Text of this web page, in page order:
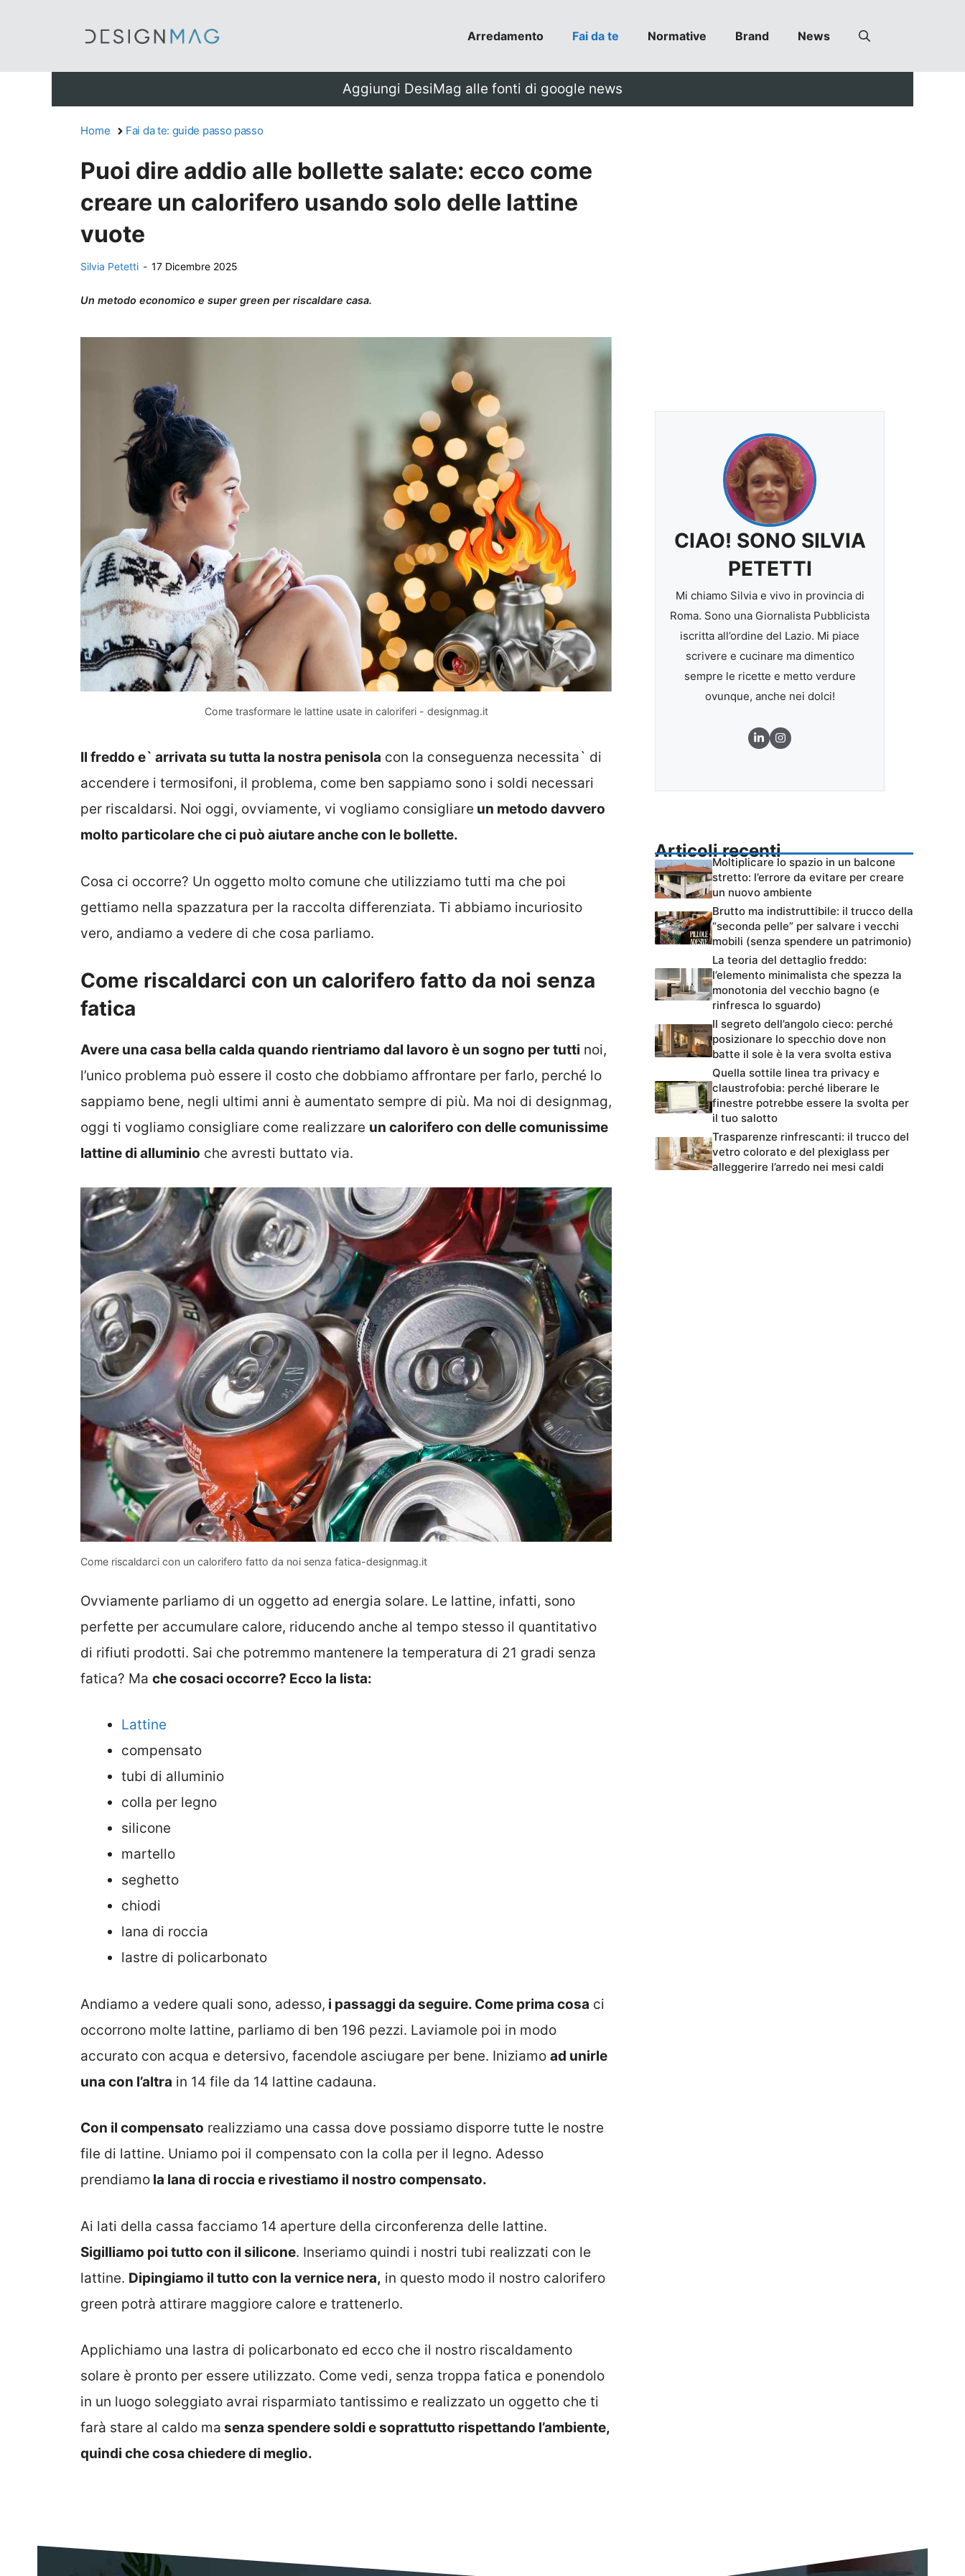
Arredamento Fai da te Normative Brand News
Aggiungi DesiMag alle fonti di google news
Home Fai da te: guide passo passo
Puoi dire addio alle bollette salate: ecco come
creare un calorifero usando solo delle lattine
vuote
Silvia Petetti - 17 Dicembre 2025
Un metodo economico e super green per riscaldare casa.
Come trasformare le lattine usate in caloriferi - designmag.it
Il freddo e` arrivata su tutta la nostra penisola con la conseguenza necessita` di
accendere i termosifoni, il problema, come ben sappiamo sono i soldi necessari
per riscaldarsi. Noi oggi, ovviamente, vi vogliamo consigliare un metodo davvero
molto particolare che ci può aiutare anche con le bollette.
Cosa ci occorre? Un oggetto molto comune che utilizziamo tutti ma che poi
gettiamo nella spazzatura per la raccolta differenziata. Ti abbiamo incuriosito
vero, andiamo a vedere di che cosa parliamo.
Come riscaldarci con un calorifero fatto da noi senza
fatica
Avere una casa bella calda quando rientriamo dal lavoro è un sogno per tutti noi,
l’unico problema può essere il costo che dobbiamo affrontare per farlo, perché lo
sappiamo bene, negli ultimi anni è aumentato sempre di più. Ma noi di designmag,
oggi ti vogliamo consigliare come realizzare un calorifero con delle comunissime
lattine di alluminio che avresti buttato via.
Come riscaldarci con un calorifero fatto da noi senza fatica-designmag.it
Ovviamente parliamo di un oggetto ad energia solare. Le lattine, infatti, sono
perfette per accumulare calore, riducendo anche al tempo stesso il quantitativo
di rifiuti prodotti. Sai che potremmo mantenere la temperatura di 21 gradi senza
fatica? Ma che cosaci occorre? Ecco la lista:
Lattine
compensato
tubi di alluminio
colla per legno
silicone
martello
seghetto
chiodi
lana di roccia
lastre di policarbonato
Andiamo a vedere quali sono, adesso, i passaggi da seguire. Come prima cosa ci
occorrono molte lattine, parliamo di ben 196 pezzi. Laviamole poi in modo
accurato con acqua e detersivo, facendole asciugare per bene. Iniziamo ad unirle
una con l’altra in 14 file da 14 lattine cadauna.
Con il compensato realizziamo una cassa dove possiamo disporre tutte le nostre
file di lattine. Uniamo poi il compensato con la colla per il legno. Adesso
prendiamo la lana di roccia e rivestiamo il nostro compensato.
Ai lati della cassa facciamo 14 aperture della circonferenza delle lattine.
Sigilliamo poi tutto con il silicone. Inseriamo quindi i nostri tubi realizzati con le
lattine. Dipingiamo il tutto con la vernice nera, in questo modo il nostro calorifero
green potrà attirare maggiore calore e trattenerlo.
Applichiamo una lastra di policarbonato ed ecco che il nostro riscaldamento
solare è pronto per essere utilizzato. Come vedi, senza troppa fatica e ponendolo
in un luogo soleggiato avrai risparmiato tantissimo e realizzato un oggetto che ti
farà stare al caldo ma senza spendere soldi e soprattutto rispettando l’ambiente,
quindi che cosa chiedere di meglio.
CIAO! SONO SILVIA
PETETTI
Mi chiamo Silvia e vivo in provincia di
Roma. Sono una Giornalista Pubblicista
iscritta all’ordine del Lazio. Mi piace
scrivere e cucinare ma dimentico
sempre le ricette e metto verdure
ovunque, anche nei dolci!
Articoli recenti
Moltiplicare lo spazio in un balcone
stretto: l’errore da evitare per creare
un nuovo ambiente
Brutto ma indistruttibile: il trucco della
“seconda pelle” per salvare i vecchi
mobili (senza spendere un patrimonio)
La teoria del dettaglio freddo:
l’elemento minimalista che spezza la
monotonia del vecchio bagno (e
rinfresca lo sguardo)
Il segreto dell’angolo cieco: perché
posizionare lo specchio dove non
batte il sole è la vera svolta estiva
Quella sottile linea tra privacy e
claustrofobia: perché liberare le
finestre potrebbe essere la svolta per
il tuo salotto
Trasparenze rinfrescanti: il trucco del
vetro colorato e del plexiglass per
alleggerire l’arredo nei mesi caldi